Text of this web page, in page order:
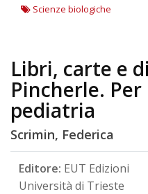
Scienze biologiche
Libri, carte e
Pincherle.
pediatria
Scrimin, Federica
Editore: EUT Edizioni
Università di Trieste